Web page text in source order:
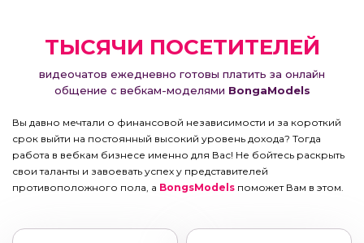
ТЫСЯЧИ ПОСЕТИТЕЛЕЙ
видеочатов ежедневно готовы платить за онлайн
общение с вебкам-моделями BongaModels
Вы давно мечтали о финансовой независимости и за короткий
срок выйти на постоянный высокий уровень дохода? Тогда
работа в вебкам бизнесе именно для Вас! Не бойтесь раскрыть
свои таланты и завоевать успех у представителей
противоположного пола, а BongsModels поможет Вам в этом.